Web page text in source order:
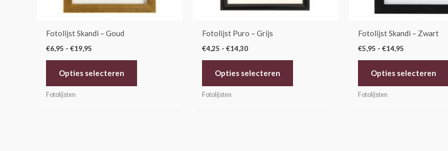
Fotolijst Skandi – Goud
€6,95 - €19,95
Opties selecteren
worden
Fotolijsten
Fotolijst Puro – Grijs
€4,25 - €14,30
Opties selecteren
worden
Fotolijsten
Fotolijst Skandi – Zwart
€5,95 - €14,95
Opties selecteren
Fotolijsten